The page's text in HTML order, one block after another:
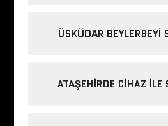
ÜSKÜDAR BEYLERBEYI
ATAŞEHIRDE CIHAZ